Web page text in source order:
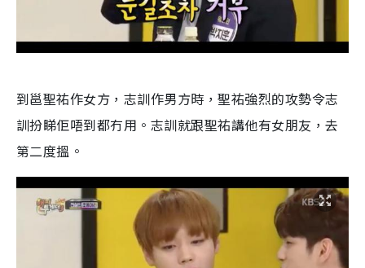
到邕聖祐作女方，志訓作男方時，聖祐強烈的攻勢令志
訓扮睇佢唔到都冇用。志訓就跟聖祐講他有女朋友，去
第二度搵。